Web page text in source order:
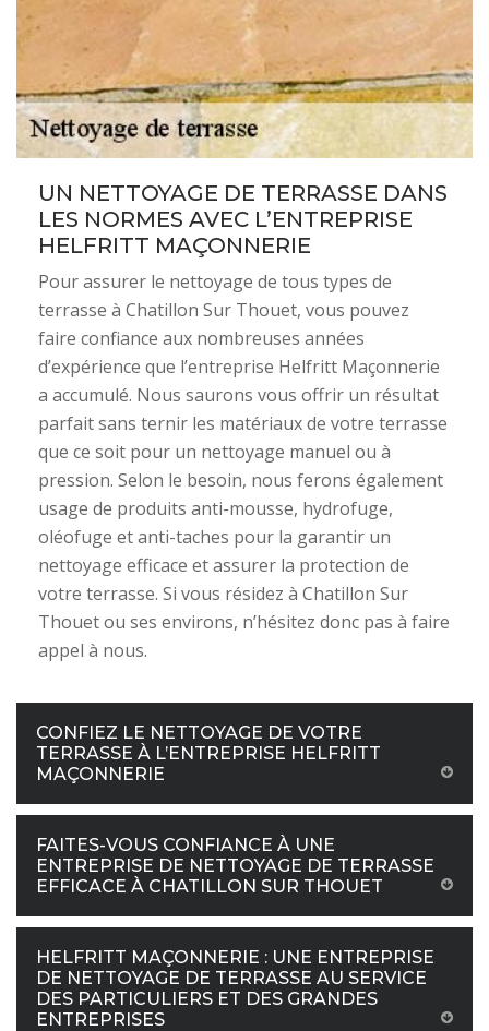
UN NETTOYAGE DE TERRASSE DANS
LES NORMES AVEC L’ENTREPRISE
HELFRITT MAÇONNERIE
Pour assurer le nettoyage de tous types de
terrasse à Chatillon Sur Thouet, vous pouvez
faire confiance aux nombreuses années
d’expérience que l’entreprise Helfritt Maçonnerie
a accumulé. Nous saurons vous offrir un résultat
parfait sans ternir les matériaux de votre terrasse
que ce soit pour un nettoyage manuel ou à
pression. Selon le besoin, nous ferons également
usage de produits anti-mousse, hydrofuge,
oléofuge et anti-taches pour la garantir un
nettoyage efficace et assurer la protection de
votre terrasse. Si vous résidez à Chatillon Sur
Thouet ou ses environs, n’hésitez donc pas à faire
appel à nous.
CONFIEZ LE NETTOYAGE DE VOTRE
TERRASSE À L’ENTREPRISE HELFRITT
MAÇONNERIE
FAITES-VOUS CONFIANCE À UNE
ENTREPRISE DE NETTOYAGE DE TERRASSE
EFFICACE À CHATILLON SUR THOUET
HELFRITT MAÇONNERIE : UNE ENTREPRISE
DE NETTOYAGE DE TERRASSE AU SERVICE
DES PARTICULIERS ET DES GRANDES
ENTREPRISES